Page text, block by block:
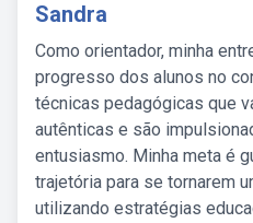
Sandra
Como orientador, minha
progresso dos alunos no
técnicas pedagógicas que
autênticas e são
entusiasmo. Minha meta é
trajetória para se tornarem
utilizando estratégias